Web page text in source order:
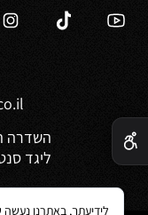
השדרה המרכזית
ליגד סנטר 1, מודיעין